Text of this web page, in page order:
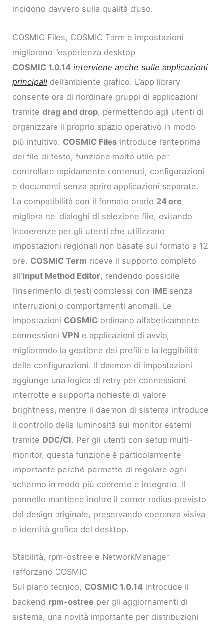
incidono davvero sulla qualità d’uso.
COSMIC Files, COSMIC Term e impostazioni
migliorano l’esperienza desktop
COSMIC 1.0.14 interviene anche sulle applicazioni
principali dell’ambiente grafico. L’app library
consente ora di riordinare gruppi di applicazioni
tramitedrag and drop, permettendo agli utenti di
organizzare il proprio spazio operativo in modo
più intuitivo. COSMIC Files introduce l’anteprima
dei file di testo, funzione molto utile per
controllare rapidamente contenuti, configurazioni
e documenti senza aprire applicazioni separate.
La compatibilità con il formato orario 24 ore
migliora nei dialoghi di selezione file, evitando
incoerenze per gli utenti che utilizzano
impostazioni regionali non basate sul formato a 12
ore. COSMIC Term riceve il supporto completo
all’Input Method Editor, rendendo possibile
l’inserimento di testi complessi con IME senza
interruzioni o comportamenti anomali. Le
impostazioni COSMIC ordinano alfabeticamente
connessioniVPN e applicazioni di avvio,
migliorando la gestione dei profili e la leggibilità
delle configurazioni. Il daemon di impostazioni
aggiunge una logica di retry per connessioni
interrotte e supporta richieste di valore
brightness, mentre il daemon di sistema introduce
il controllo della luminosità sui monitor esterni
tramite DDC/CI. Per gli utenti con setup multi-
monitor, questa funzione è particolarmente
importante perché permette di regolare ogni
schermo in modo più coerente e integrato. Il
pannello mantiene inoltre il corner radius previsto
dal design originale, preservando coerenza visiva
e identità grafica del desktop.
Stabilità, rpm-ostree e NetworkManager
rafforzano COSMIC
Sul piano tecnico, COSMIC 1.0.14 introduce il
backend rpm-ostree per gli aggiornamenti di
sistema, una novità importante per distribuzioni